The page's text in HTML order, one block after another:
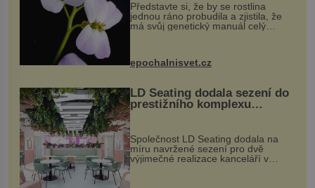
Představte si, že by se rostlina
jednou ráno probudila a zjistila, že
má svůj genetický manuál celý
vstupenka...
epochalnisvet.cz
LD Seating dodala sezení do
prestižního komplexu
MediaCityUK v Salfordu
Společnost LD Seating dodala na
míru navržené sezení pro dvě
výjimečné realizace kanceláří v
areálu MediaCityUK v anglickém